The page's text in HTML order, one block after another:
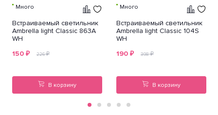
Много
Встраиваемый светильник
Ambrella light Classic 863A
WH
150 ₽ 226₽
В корзину
Много
Встраиваемый светильник
Ambrella light Classic 104S
WH
190 ₽ 398₽
В корзину